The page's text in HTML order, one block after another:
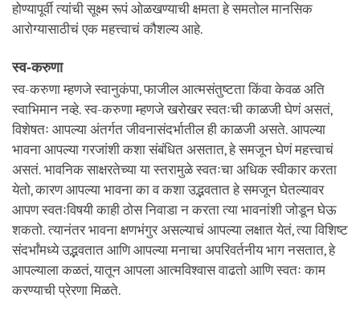
होण्यापूर्वी त्यांची सूक्ष्म रूपं ओळखण्याची क्षमता हे समतोल मानसिक
आरोग्यासाठीचं एक महत्त्वाचं कौशल्य आहे.
स्व-करुणा
स्व-करुणा म्हणजे स्वानुकंपा, फाजील आत्मसंतुष्टता किंवा केवळ अति
स्वाभिमान नव्हे. स्व-करुणा म्हणजे खरोखर स्वतःची काळजी घेणं असतं,
विशेषतः आपल्या अंतर्गत जीवनासंदर्भातील ही काळजी असते. आपल्या
भावना आपल्या गरजांशी कशा संबंधित असतात, हे समजून घेणं महत्त्वाचं
असतं. भावनिक साक्षरतेच्या या स्तरामुळे स्वतःचा अधिक स्वीकार करता
येतो, कारण आपल्या भावना का व कशा उद्भवतात हे समजून घेतल्यावर
आपण स्वतःविषयी काही ठोस निवाडा न करता त्या भावनांशी जोडून घेऊ
शकतो. त्यानंतर भावना क्षणभंगुर असल्याचं आपल्या लक्षात येतं, त्या विशिष्ट
संदर्भांमध्ये उद्भवतात आणि आपल्या मनाचा अपरिवर्तनीय भाग नसतात, हे
आपल्याला कळतं, यातून आपला आत्मविश्वास वाढतो आणि स्वतः काम
करण्याची प्रेरणा मिळते.